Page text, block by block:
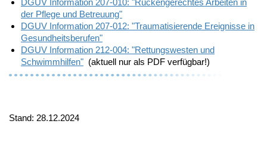
der Pflege und Betreuung"
DGUV Information 207-012: "Traumatisierende Ereignisse in
Gesundheitsberufen"
DGUV Information 212-004: "Rettungswesten und
Schwimmhilfen" (aktuell nur als PDF verfügbar!)
Stand: 28.12.2024